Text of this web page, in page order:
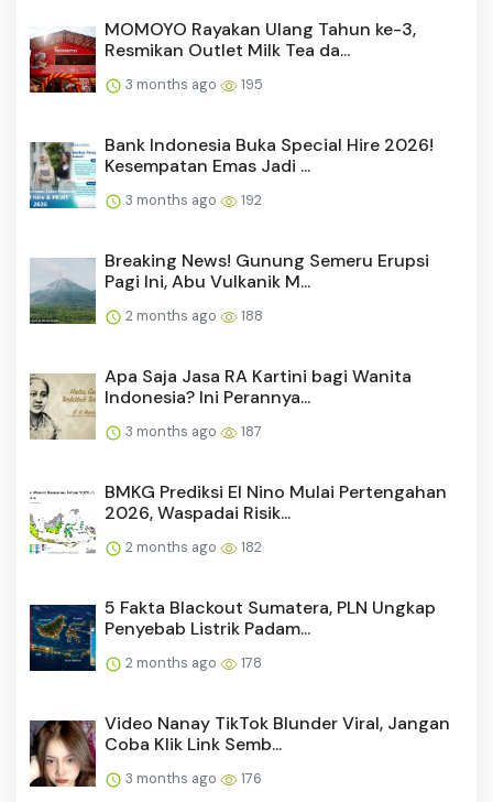
MOMOYO Rayakan Ulang Tahun ke-3,
Resmikan Outlet Milk Tea da...
3 months ago 195
Bank Indonesia Buka Special Hire 2026!
Kesempatan Emas Jadi ...
3 months ago 192
Breaking News! Gunung Semeru Erupsi
Pagi Ini, Abu Vulkanik M...
2 months ago 188
Apa Saja Jasa RA Kartini bagi Wanita
Indonesia? Ini Perannya...
3 months ago 187
BMKG Prediksi El Nino Mulai Pertengahan
2026, Waspadai Risik...
2 months ago 182
5 Fakta Blackout Sumatera, PLN Ungkap
Penyebab Listrik Padam...
2 months ago 178
Video Nanay TikTok Blunder Viral, Jangan
Coba Klik Link Semb...
3 months ago 176